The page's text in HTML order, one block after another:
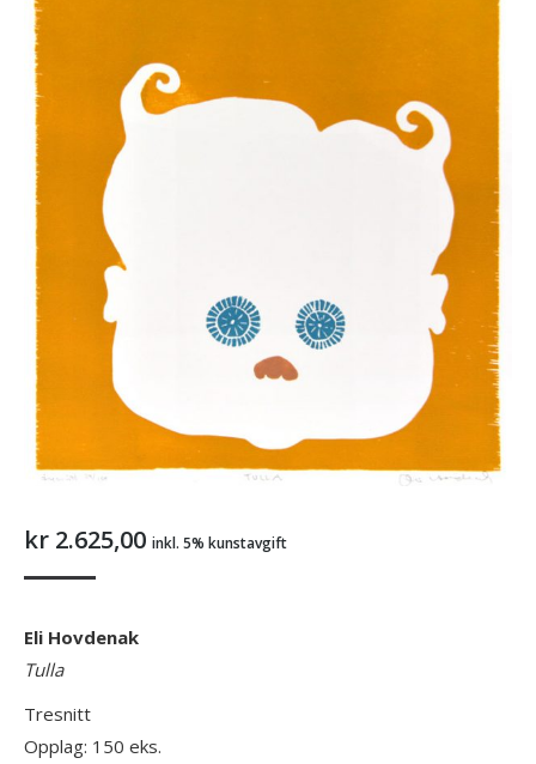
kr 2.625,00 inkl. 5% kunstavgift
Eli Hovdenak
Tulla
Tresnitt
Opplag: 150 eks.